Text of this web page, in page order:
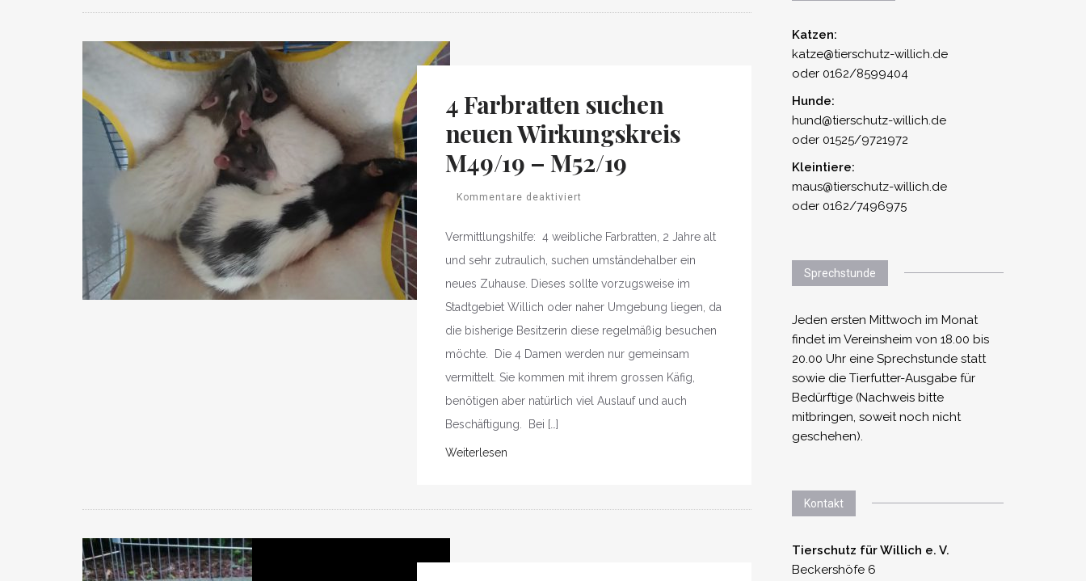
4 Farbratten suchen
neuen Wirkungskreis
M49/19 – M52/19
Kommentare deaktiviert
Vermittlungshilfe: 4 weibliche Farbratten, 2 Jahre alt
und sehr zutraulich, suchen umständehalber ein
neues Zuhause. Dieses sollte vorzugsweise im
Stadtgebiet Willich oder naher Umgebung liegen, da
die bisherige Besitzerin diese regelmäßig besuchen
möchte. Die 4 Damen werden nur gemeinsam
vermittelt. Sie kommen mit ihrem grossen Käfig,
benötigen aber natürlich viel Auslauf und auch
Beschäftigung. Bei […]
Weiterlesen
Katzen:
katze@tierschutz-willich.de
oder 0162/8599404
Hunde:
hund@tierschutz-willich.de
oder 01525/9721972
Kleintiere:
maus@tierschutz-willich.de
oder 0162/7496975
Sprechstunde
Jeden ersten Mittwoch im Monat
findet im Vereinsheim von 18.00 bis
20.00 Uhr eine Sprechstunde statt
sowie die Tierfutter-Ausgabe für
Bedürftige (Nachweis bitte
mitbringen, soweit noch nicht
geschehen).
Kontakt
Tierschutz für Willich e. V.
Beckershöfe 6